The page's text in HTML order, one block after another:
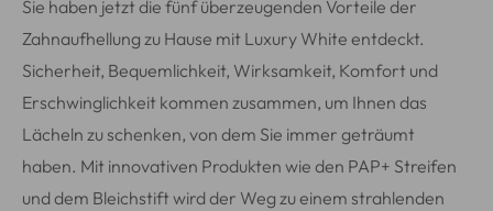
Sie haben jetzt die fünf überzeugenden Vorteile der
Zahnaufhellung zu Hause mit Luxury White entdeckt.
Sicherheit, Bequemlichkeit, Wirksamkeit, Komfort und
Erschwinglichkeit kommen zusammen, um Ihnen das
Lächeln zu schenken, von dem Sie immer geträumt
haben. Mit innovativen Produkten wie den PAP+ Streifen
und dem Bleichstift wird der Weg zu einem strahlenden